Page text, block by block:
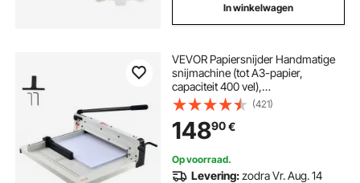
In winkelwagen
VEVOR Papiersnijder Handmatige
snijmachine (tot A3-papier,
capaciteit 400 vel),
Papiersnijmachine Hefboomsnijder,
Guillotineschaar voor papier
Hoogste precisie Kantoor Thuis
School
(421)
14890€
Op voorraad.
Levering:zodra Vr. Aug. 14